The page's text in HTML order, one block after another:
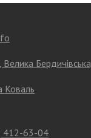
Бердичівська,
Коваль
412-63-04